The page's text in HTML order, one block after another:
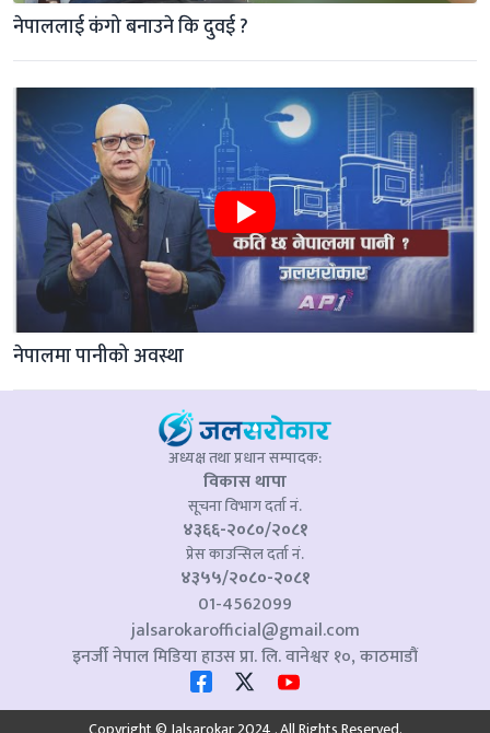
नेपाललाई कंगो बनाउने कि दुवई ?
नेपालमा पानीको अवस्था
अध्यक्ष तथा प्रधान सम्पादक:
विकास थापा
सूचना विभाग दर्ता नं.
४३६६-२०८०/२०८१
प्रेस काउन्सिल दर्ता नं.
४३५५/२०८०-२०८१
01-4562099
jalsarokarofficial@gmail.com
इनर्जी नेपाल मिडिया हाउस प्रा. लि. वानेश्वर १०, काठमाडौं